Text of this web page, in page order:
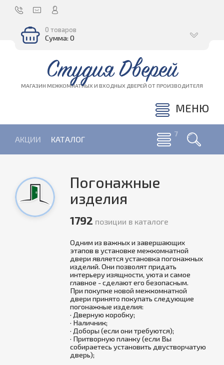
0 товаров
Сумма: 0
Студия Дверей
МАГАЗИН МЕЖКОМНАТНЫХ И ВХОДНЫХ ДВЕРЕЙ ОТ ПРОИЗВОДИТЕЛЯ
МЕНЮ
АКЦИИ КАТАЛОГ
Погонажные
изделия
1792 позиции в каталоге
Одним из важных и завершающих
этапов в установке межкомнатной
двери является установка погонажных
изделий. Они позволят придать
интерьеру изящности, уюта и самое
главное - сделают его безопасным.
При покупке новой межкомнатной
двери принято покупать следующие
погонажные изделия:
· Дверную коробку;
· Наличник;
· Доборы (если они требуются);
· Притворную планку (если Вы
собираетесь установить двустворчатую
дверь);